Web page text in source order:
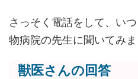
さっそく電話をして、い
物病院の先生に聞いてみま
獣医さんの回答